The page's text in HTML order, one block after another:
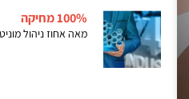
100% מחיקה
מאה אחוז ניהול